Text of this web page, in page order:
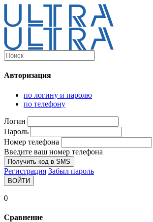
Каталог
Компьютеры и комплектующие
Персональные компьютеры
Моноблоки
Мониторы
Комплектующие
Авторизация
по логину и паролю
по телефону
Логин
Пароль
Номер телефона
Введите ваш номер телефона
Получить код в SMS
Регистрация Забыл пароль
ВОЙТИ
0
Сравнение